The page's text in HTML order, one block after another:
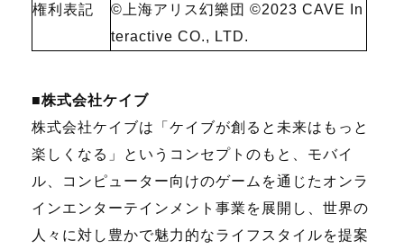
権利表記 ©上海アリス幻樂団 ©2023 CAVE In
teractive CO., LTD.
■株式会社ケイブ
株式会社ケイブは「ケイブが創ると未来はもっと
楽しくなる」というコンセプトのもと、モバイ
ル、コンピューター向けのゲームを通じたオンラ
インエンターテインメント事業を展開し、世界の
人々に対し豊かで魅力的なライフスタイルを提案